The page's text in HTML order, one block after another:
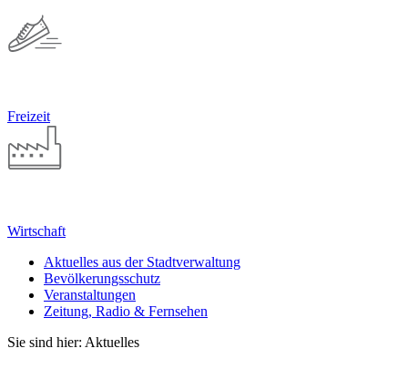
Freizeit
Wirtschaft
Aktuelles aus der Stadtverwaltung
Bevölkerungsschutz
Veranstaltungen
Zeitung, Radio & Fernsehen
Sie sind hier: Aktuelles